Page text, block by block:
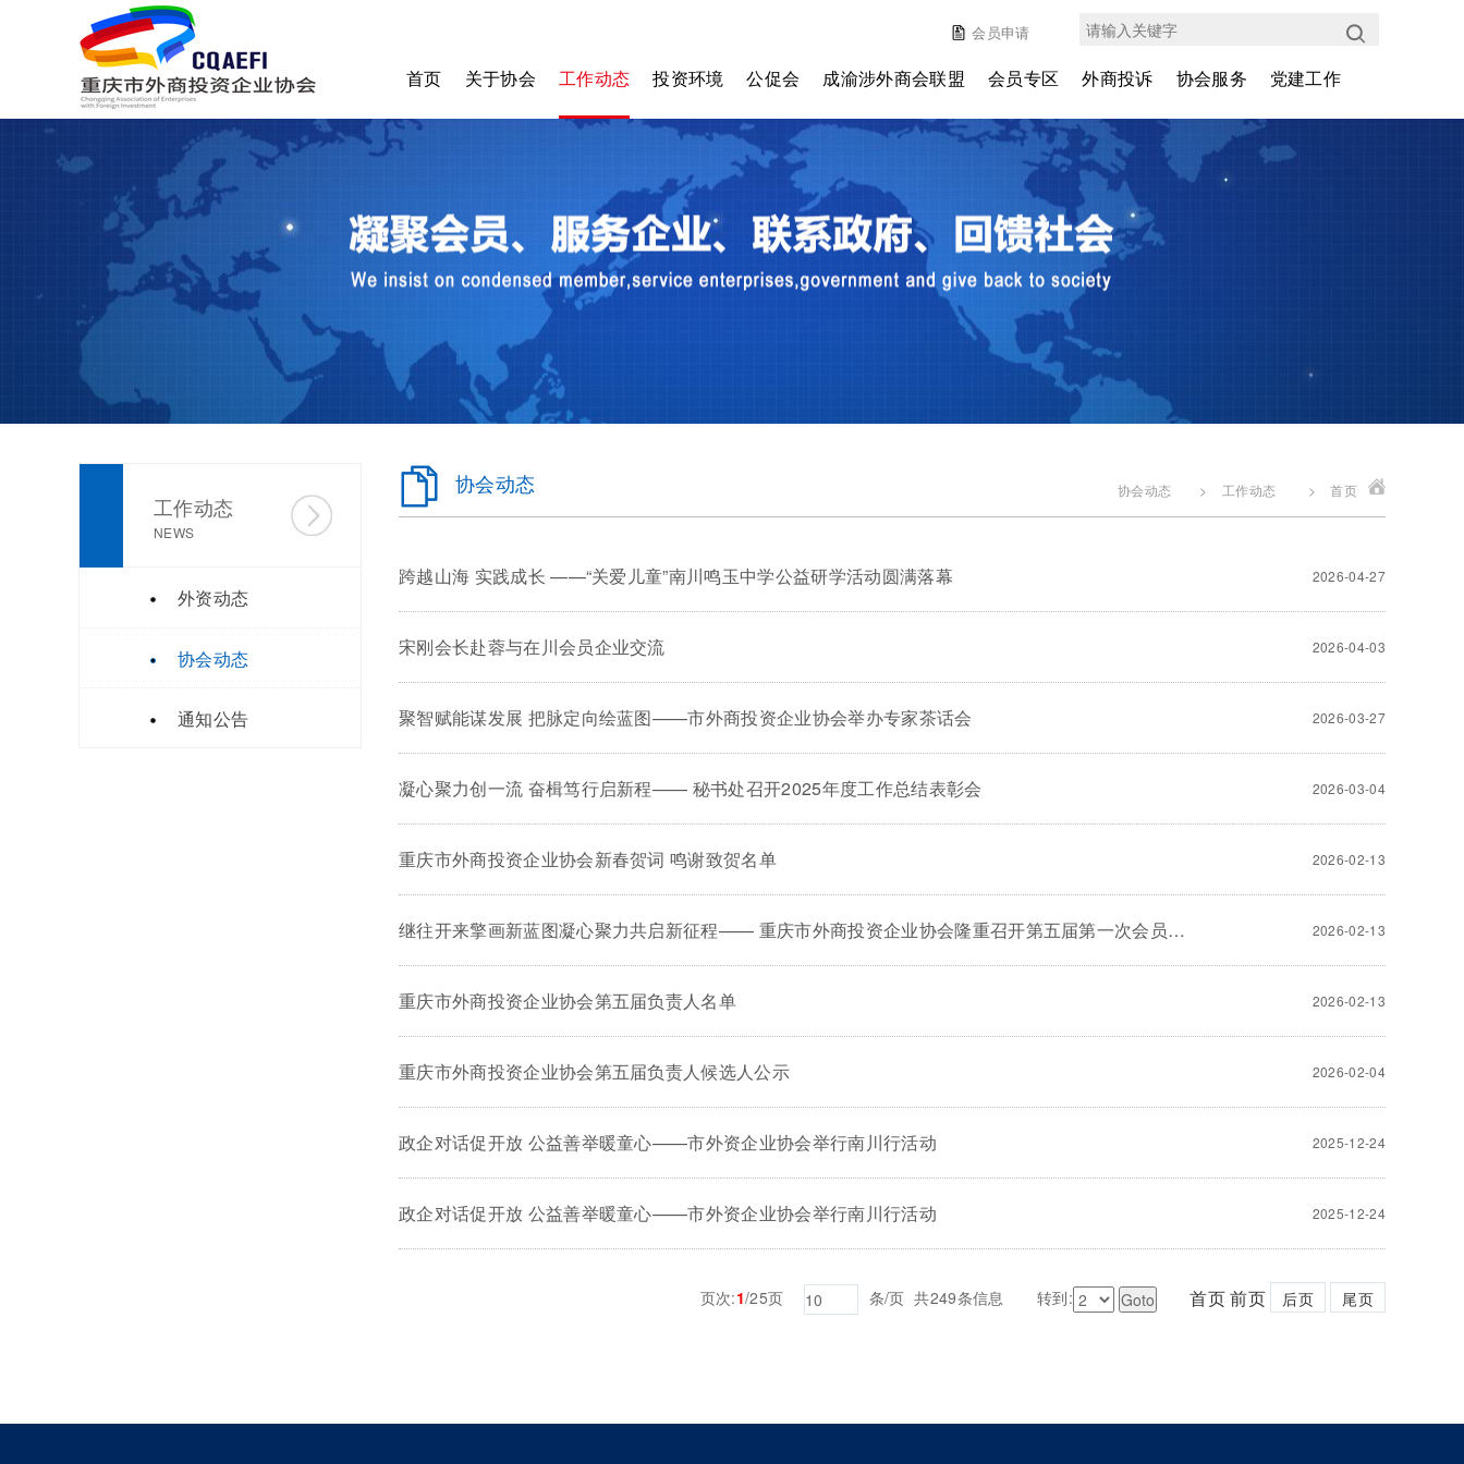
会员申请
首页 关于协会
监事会
秘书处
收费标准
加入我们
工作动态
通知公告
投资环境
历年投资环境报告
投资环境测评
其它报告
公促会
主任委员
副主任委员
会员单位
成渝涉外商会联盟 会员专区
会员介绍
企业动态
外协30年
外商投诉
投诉协调中心
管理办法
投诉协调平台
协会服务
会员权益
商务代办
党建工作
工作动态
NEWS
外资动态
协会动态
通知公告
协会动态 协会动态 > 工作动态 > 首页
跨越山海 实践成长 ——“关爱儿童”南川鸣玉中学公益研学活动圆满落幕 2026-04-27
宋刚会长赴蓉与在川会员企业交流 2026-04-03
聚智赋能谋发展 把脉定向绘蓝图——市外商投资企业协会举办专家茶话会 2026-03-27
凝心聚力创一流 奋楫笃行启新程—— 秘书处召开2025年度工作总结表彰会 2026-03-04
重庆市外商投资企业协会新春贺词 鸣谢致贺名单 2026-02-13
继往开来擎画新蓝图凝心聚力共启新征程—— 重庆市外商投资企业协会隆重召开第五届第一次会员大会 2026-02-13
重庆市外商投资企业协会第五届负责人名单 2026-02-13
重庆市外商投资企业协会第五届负责人候选人公示 2026-02-04
政企对话促开放 公益善举暖童心——市外资企业协会举行南川行活动 2025-12-24
政企对话促开放 公益善举暖童心——市外资企业协会举行南川行活动 2025-12-24
首页 前页 后页 尾页
页次:1/25页 条/页 共249条信息 转到: